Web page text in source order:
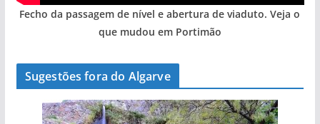
Fecho da passagem de nível e abertura de viaduto. Veja o
que mudou em Portimão
Sugestões fora do Algarve